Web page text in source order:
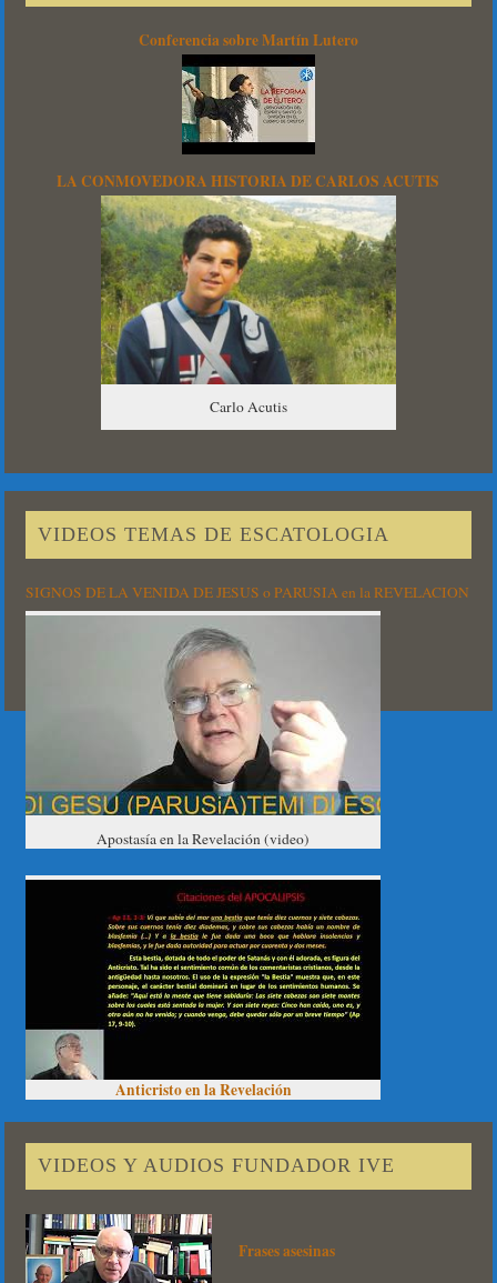
Conferencia sobre Martín Lutero
LA CONMOVEDORA HISTORIA DE CARLOS ACUTIS
Carlo Acutis
VIDEOS TEMAS DE ESCATOLOGIA
SIGNOS DE LA VENIDA DE JESUS o PARUSIA en la REVELACION
Apostasía en la Revelación (video)
Anticristo en la Revelación
VIDEOS Y AUDIOS FUNDADOR IVE
Frases asesinas